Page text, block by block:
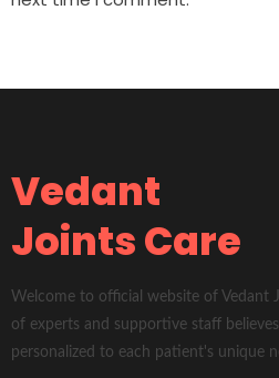
Vedant
Joints Care
Welcome to official website of Vedant
of experts and supportive staff
personalized to each patient's unique